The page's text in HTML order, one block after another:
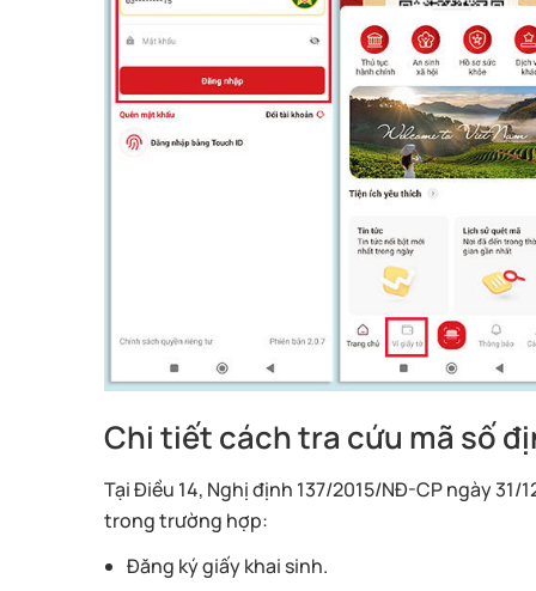
Chi tiết cách tra cứu mã số
Tại Điều 14, Nghị định 137/2015/NĐ-CP ngày
trong trường hợp:
Đăng ký giấy khai sinh.